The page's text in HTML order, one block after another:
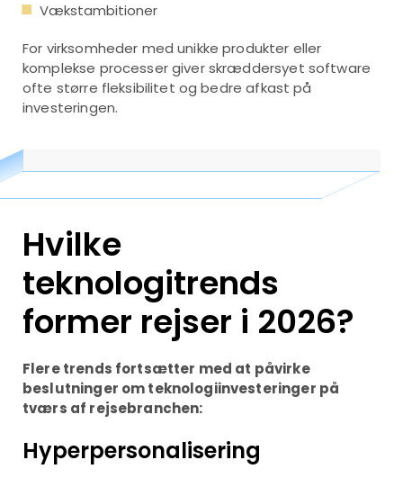
Vækstambitioner
For virksomheder med unikke produkter eller
komplekse processer giver skræddersyet software
ofte større fleksibilitet og bedre afkast på
investeringen.
Hvilke
teknologitrends
former rejser i 2026?
Flere trends fortsætter med at påvirke
beslutninger om teknologiinvesteringer på
tværs af rejsebranchen:
Hyperpersonalisering